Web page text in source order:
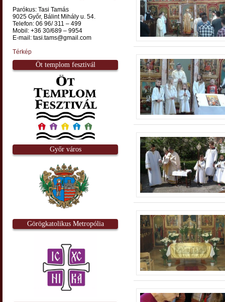
Parókus: Tasi Tamás
9025 Győr, Bálint Mihály u. 54.
Telefon: 06 96/ 311 – 499
Mobil: +36 30/689 – 9954
E-mail: tasi.tams@gmail.com
Térkép
Öt templom fesztivál
Győr város
Görögkatolikus Metropólia